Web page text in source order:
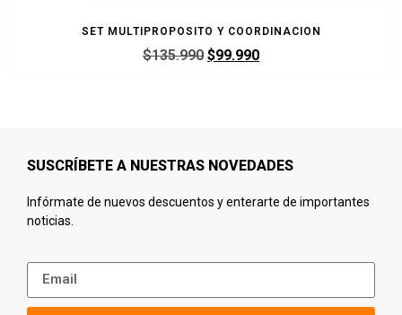
SET MULTIPROPOSITO Y COORDINACION
$135.990 $99.990
SUSCRÍBETE A NUESTRAS NOVEDADES
Infórmate de nuevos descuentos y enterarte de importantes
noticias.